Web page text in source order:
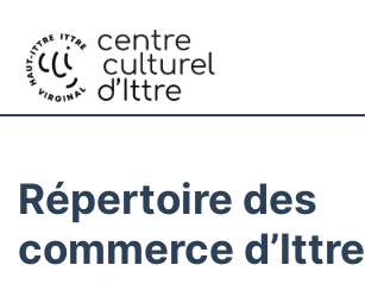
Répertoire des
commerce d’Ittre